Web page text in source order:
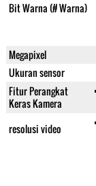
Bit Warna (# Warna)
Megapixel
Ukuran sensor
Fitur Perangkat
Keras Kamera
resolusi video